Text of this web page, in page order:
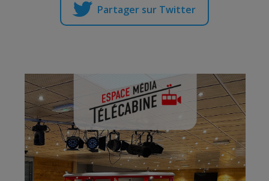
Partager sur Twitter